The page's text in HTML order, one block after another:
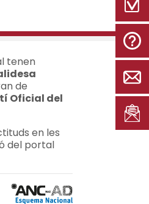
tenen
de
Oficial del
en les
del portal